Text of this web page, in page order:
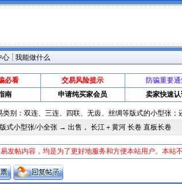
心 我能做什么
必看 交易风险提示 防骗重要通
南 申请纯买家会员 卖家快速
别：双连、三连、四联、无齿、丝绸等版式的小型张
式小型张/小全张 → 出售， 长江＋黄河 长卷 直板长卷
发帖内容，均是为了更好地服务和方便本站用户。本站